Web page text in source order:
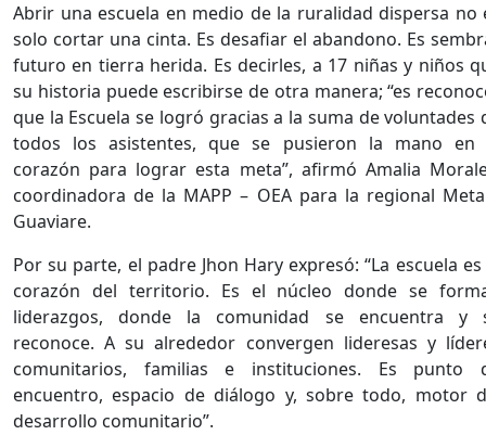
Abrir una escuela en medio de la ruralidad dispersa no
solo cortar una cinta. Es desafiar el abandono. Es
futuro en tierra herida. Es decirles, a 17 niñas y niños
su historia puede escribirse de otra manera; “es
que la Escuela se logró gracias a la suma de voluntades
todos los asistentes, que se pusieron la mano en
corazón para lograr esta meta”, afirmó Amalia
coordinadora de la MAPP – OEA para la regional
Guaviare.
Por su parte, el padre Jhon Hary expresó: “La escuela
corazón del territorio. Es el núcleo donde se
liderazgos, donde la comunidad se encuentra y
reconoce. A su alrededor convergen lideresas y
comunitarios, familias e instituciones. Es punto
encuentro, espacio de diálogo y, sobre todo, motor
desarrollo comunitario”.